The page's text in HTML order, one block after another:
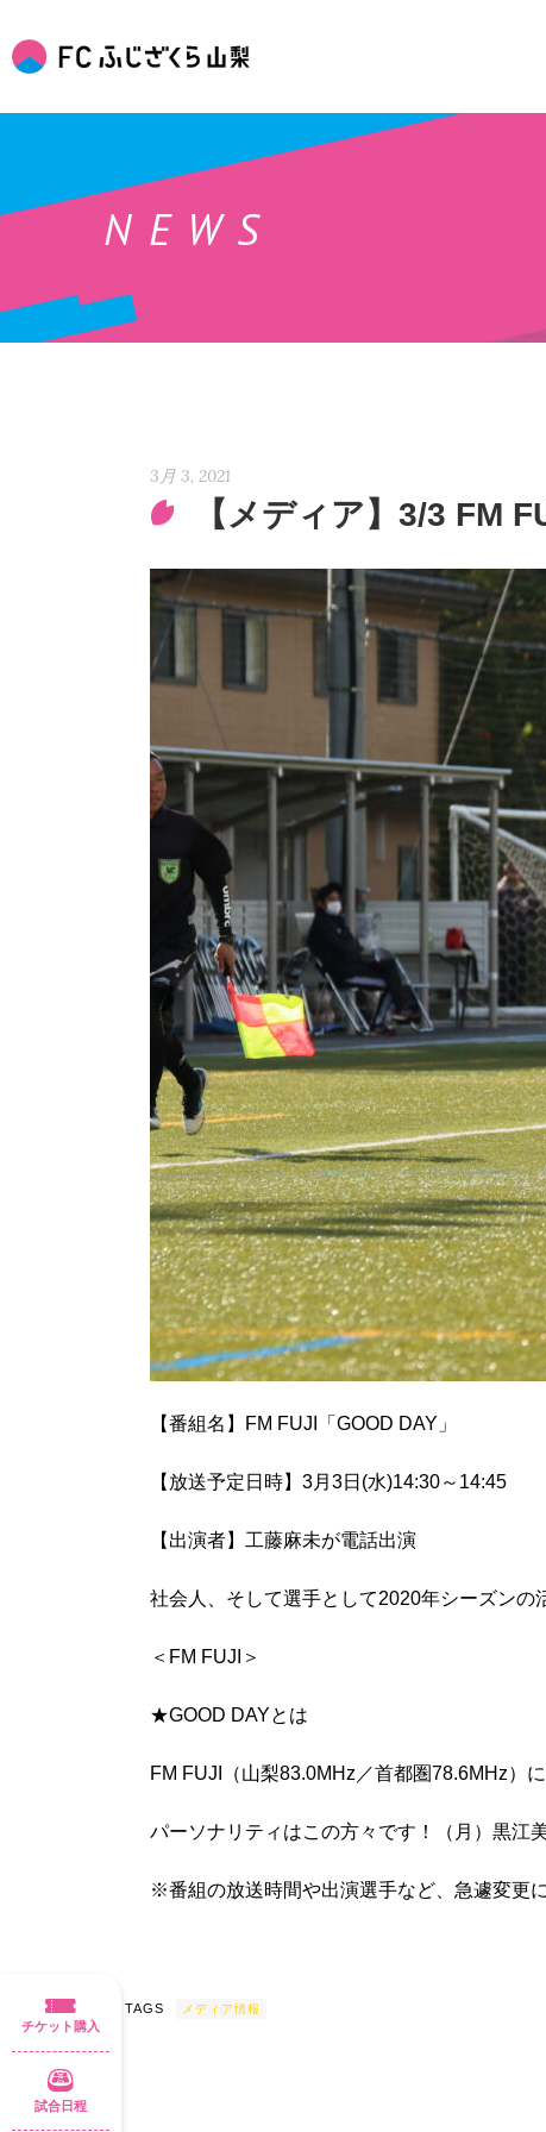
NEWS
3月 3, 2021
【メディア】3/3 FM
【番組名】FM FUJI「GOOD DAY」
【放送予定日時】3月3日(水)14:30～14:45
【出演者】工藤麻未が電話出演
社会人、そして選手として2020年シーズン
＜FM FUJI＞
★GOOD DAYとは
FM FUJI（山梨83.0MHz／首都圏78.6MHz）
パーソナリティはこの方々です！（月）黒江
※番組の放送時間や出演選手など、急遽変更
POST TAGS メディア情報
チケット購入
試合日程